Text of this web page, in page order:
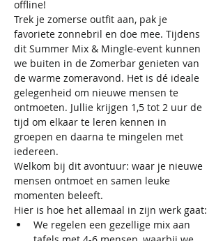
offline!
Trek je zomerse outfit aan, pak je
favoriete zonnebril en doe mee. Tijdens
dit Summer Mix & Mingle-event kunnen
we buiten in de Zomerbar genieten van
de warme zomeravond. Het is dé ideale
gelegenheid om nieuwe mensen te
ontmoeten. Jullie krijgen 1,5 tot 2 uur de
tijd om elkaar te leren kennen in
groepen en daarna te mingelen met
iedereen.
Welkom bij dit avontuur: waar je nieuwe
mensen ontmoet en samen leuke
momenten beleeft.
Hier is hoe het allemaal in zijn werk gaat:
We regelen een gezellige mix aan